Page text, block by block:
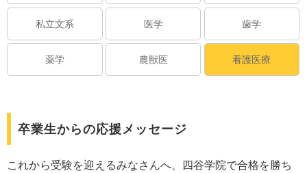
私立文系 医学 歯学
薬学 農獣医 看護医療
卒業生からの応援メッセージ
これから受験を迎えるみなさんへ、四谷学院で合格を勝ち